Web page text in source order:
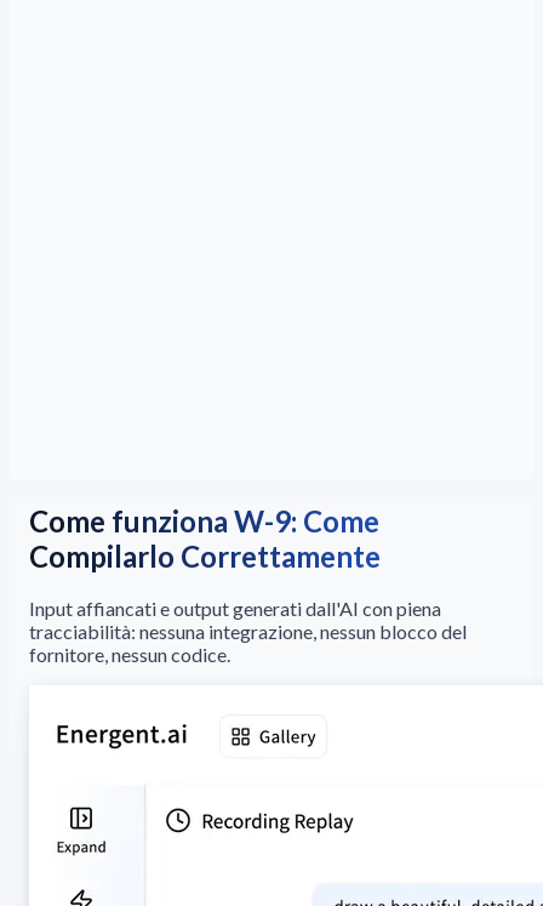
Come funziona W-9: Come
Compilarlo Correttamente
Input affiancati e output generati dall'AI con piena
tracciabilità: nessuna integrazione, nessun blocco del
fornitore, nessun codice.